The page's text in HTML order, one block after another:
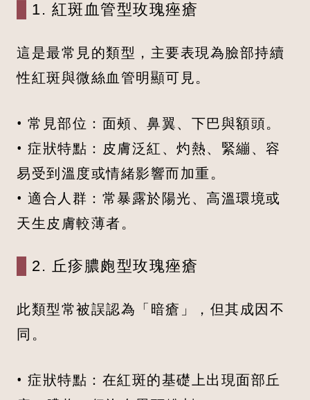
1. 紅斑血管型玫瑰痤瘡
這是最常見的類型，主要表現為臉部持續
性紅斑與微絲血管明顯可見。
• 常見部位：面頰、鼻翼、下巴與額頭。
• 症狀特點：皮膚泛紅、灼熱、緊繃、容
易受到溫度或情緒影響而加重。
• 適合人群：常暴露於陽光、高溫環境或
天生皮膚較薄者。
2. 丘疹膿皰型玫瑰痤瘡
此類型常被誤認為「暗瘡」，但其成因不
同。
• 症狀特點：在紅斑的基礎上出現面部丘